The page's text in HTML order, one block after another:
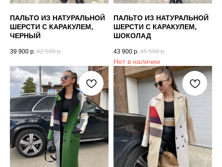
ПАЛЬТО ИЗ НАТУРАЛЬНОЙ
ШЕРСТИ С КАРАКУЛЕМ,
ЧЕРНЫЙ
39 900 р. 42 500 р.
ПАЛЬТО ИЗ НАТУРАЛЬНОЙ
ШЕРСТИ С КАРАКУЛЕМ,
ШОКОЛАД
43 900 р. 45 500 р.
Нет в наличии